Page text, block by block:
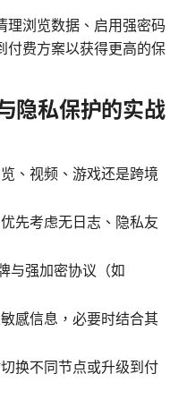
理浏览数据、启用强密码
付费方案以获得更高的保
隐私保护的实战
、视频、游戏还是跨境
先考虑无日志、隐私友
与强加密协议（如
感信息，必要时结合其
换不同节点或升级到付